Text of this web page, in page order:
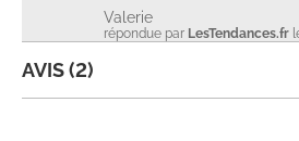
Valerie
répondue par LesTendances.fr
AVIS (2)